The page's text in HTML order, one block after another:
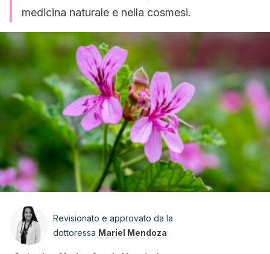
medicina naturale e nella cosmesi.
Revisionato e approvato da la
dottoressa Mariel Mendoza